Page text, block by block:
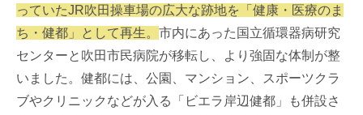
っていたJR吹田操車場の広大な跡地を「健康・医療のま
ち・健都」として再生。 市内にあった国立循環器病研究
センターと吹田市民病院が移転し、より強固な体制が整
いました。健都には、公園、マンション、スポーツクラ
ブやクリニックなどが入る「ビエラ岸辺健都」も併設さ